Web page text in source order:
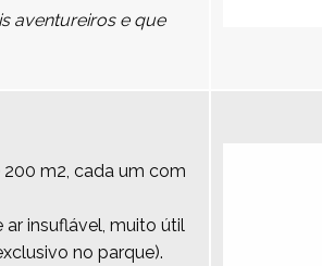
aventureiros e que
m2, cada um com
insuflável, muito útil
no parque).